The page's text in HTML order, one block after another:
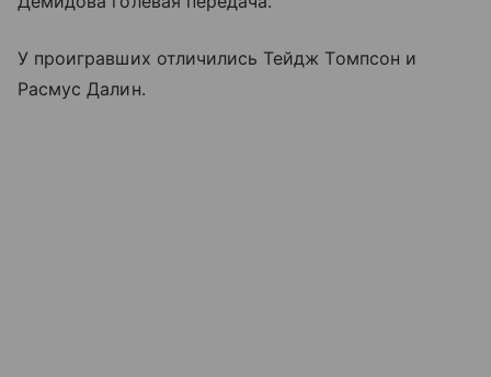
У проигравших отличились Тейдж Томпсон и
Расмус Далин.